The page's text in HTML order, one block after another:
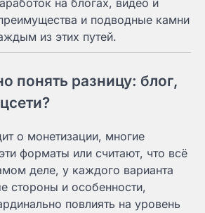
и подводные камни
из этих путей.
понять разницу: блог,
о монетизации, многие
форматы или считают, что всё
деле, у каждого варианта
стороны и особенности,
повлиять на уровень